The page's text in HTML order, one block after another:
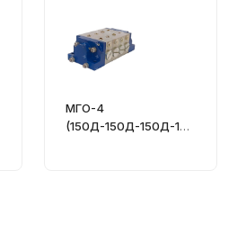
МГО-4
(150Д-150Д-150Д-150